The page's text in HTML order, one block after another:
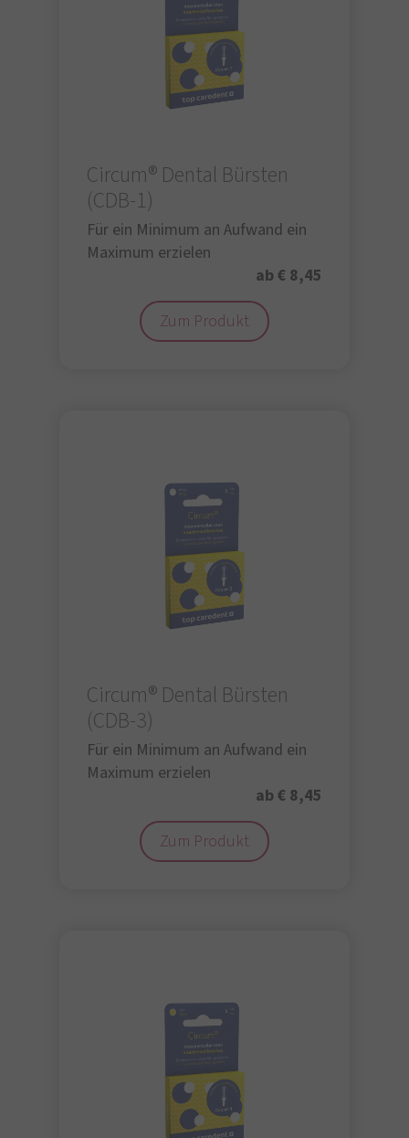
Circum® Dental Bürsten
(CDB-1)
Für ein Minimum an Aufwand ein
Maximum erzielen
ab € 8,45
Zum Produkt
Circum® Dental Bürsten
(CDB-3)
Für ein Minimum an Aufwand ein
Maximum erzielen
ab € 8,45
Zum Produkt